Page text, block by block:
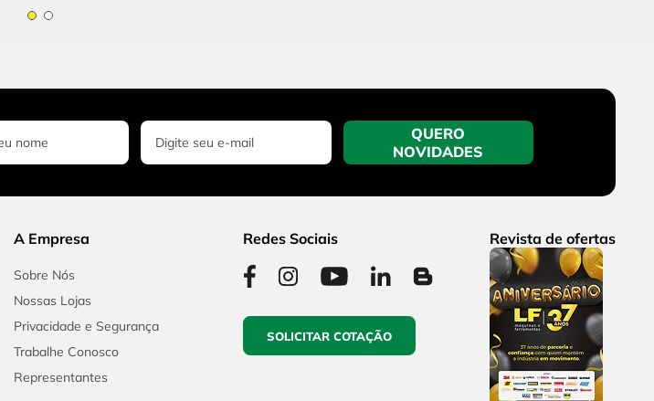
QUERO
NOVIDADES
A Empresa
Sobre Nós
Nossas Lojas
Privacidade e Segurança
Trabalhe Conosco
Representantes
Redes Sociais
SOLICITAR COTAÇÃO
Revista de ofertas